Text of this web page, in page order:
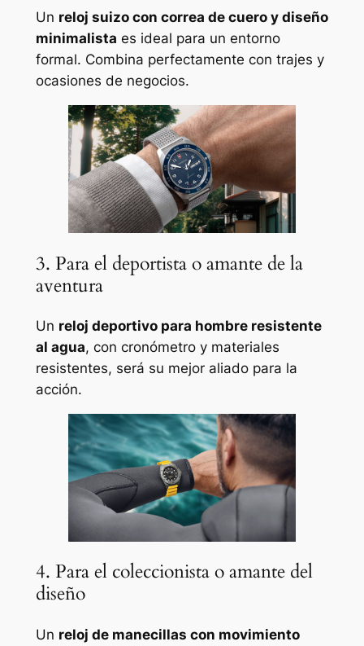
Un reloj suizo con correa de cuero y diseño
minimalista es ideal para un entorno
formal. Combina perfectamente con trajes y
ocasiones de negocios.
3. Para el deportista o amante de la
aventura
Un reloj deportivo para hombre resistente
al agua, con cronómetro y materiales
resistentes, será su mejor aliado para la
acción.
4. Para el coleccionista o amante del
diseño
Un reloj de manecillas con movimiento